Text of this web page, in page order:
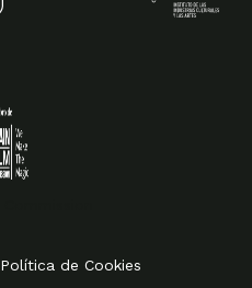
Política de Cookies